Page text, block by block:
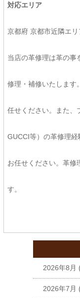
対応エリア
京都府 京都市近隣エリ
当店の革修理は革の事
修理・補修いたします
任せください。また、
GUCCI等）の革修理
お任せください。革修
す。
2026年8月
2026年7月